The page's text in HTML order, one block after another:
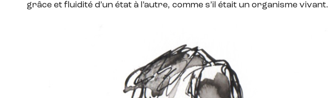
grâce et fluidité d’un état à l’autre, comme s’il était un organisme vivant.